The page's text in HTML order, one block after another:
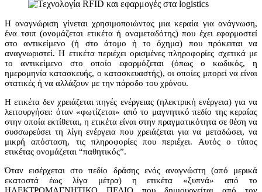
Η αναγνώριση γίνεται χρησιμοποιώντας μια κεραία για ανάγνωση,
ένα τσιπ (ονομάζεται ετικέτα ή αναμεταδότης) που έχει εφαρμοστεί
στο αντικείμενο (ή στο άτομο ή το όχημα) που πρόκειται να
αναγνωριστεί. Η ετικέτα περιέχει ορισμένες πληροφορίες σχετικά με
το αντικείμενο στο οποίο εφαρμόζεται (όπως ο κωδικός, η
ημερομηνία κατασκευής, ο κατασκευαστής), οι οποίες μπορεί να είναι
στατικές ή να αλλάζουν με την πάροδο του χρόνου.
Η ετικέτα δεν χρειάζεται πηγές ενέργειας (ηλεκτρική ενέργεια) για να
λειτουργήσει: όταν «φωτίζεται» από το μαγνητικό πεδίο της κεραίας
στην οποία εκτίθεται, η ετικέτα είναι στην πραγματικότητα σε θέση να
συσσωρεύσει τη λίγη ενέργεια που χρειάζεται για να μεταδώσει, να
μικρή απόσταση, τις πληροφορίες που περιέχει. Αυτός ο τύπος
ετικέτας ονομάζεται “παθητικός”.
Όταν εισέρχεται στο πεδίο δράσης ενός αναγνώστη (από μερικά
εκατοστά έως λίγα μέτρα) η ετικέτα «ξυπνά» από το